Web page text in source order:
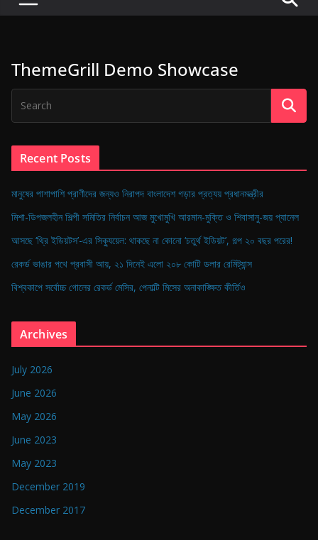
s
e
f
D
i
g
a
l
B
n
g
ThemeGrill Demo Showcase
Recent Posts
মানুষের পাশাপাশি প্রাণীদের জন্যও নিরাপদ বাংলাদেশ গড়ার প্রত্যয় প্রধানমন্ত্রীর
মিশা-ডিপজলহীন শিল্পী সমিতির নির্বাচন আজ মুখোমুখি আরমান-মুক্তি ও শিবাসানু-জয় প্যানেল
আসছে ‘থ্রি ইডিয়টস’-এর সিক্যুয়েল: থাকছে না কোনো ‘চতুর্থ ইডিয়ট’, গল্প ২০ বছর পরের!
রেকর্ড ভাঙার পথে প্রবাসী আয়, ২১ দিনেই এলো ২০৮ কোটি ডলার রেমিট্যান্স
বিশ্বকাপে সর্বোচ্চ গোলের রেকর্ড মেসির, পেনাল্টি মিসের অনাকাঙ্ক্ষিত কীর্তিও
Archives
July 2026
June 2026
May 2026
June 2023
May 2023
December 2019
December 2017